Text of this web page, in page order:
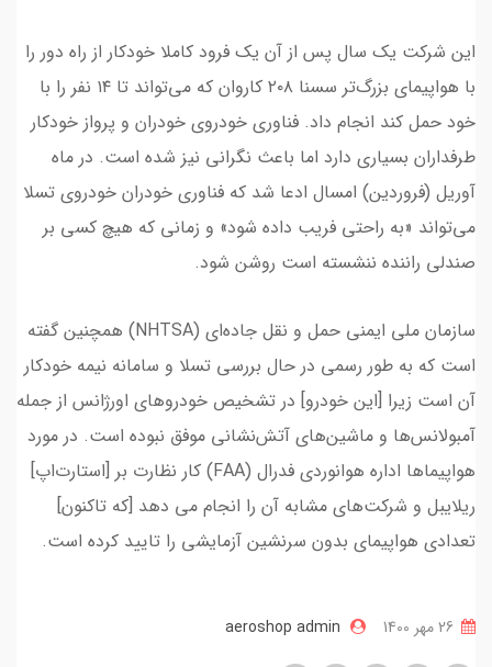
این شرکت یک سال پس از آن یک فرود کاملا خودکار از راه دور را
با هواپیمای بزرگ‌تر سسنا ۲۰۸ کاروان که می‌تواند تا ۱۴ نفر را با
خود حمل کند انجام داد. فناوری خودروی خودران و پرواز خودکار
طرفداران بسیاری دارد اما باعث نگرانی نیز شده است. در ماه
آوریل (فروردین) امسال ادعا شد که فناوری خودران خودروی تسلا
می‌تواند «به راحتی فریب داده شود» و زمانی که هیچ کسی بر
صندلی راننده ننشسته است روشن شود.
سازمان ملی ایمنی حمل و نقل جاده‌ای (NHTSA) همچنین گفته
است که به طور رسمی در حال بررسی تسلا و سامانه نیمه خودکار
آن است زیرا [این خودرو] در تشخیص خودروهای اورژانس از جمله
آمبولانس‌ها و ماشین‌های آتش‌نشانی موفق نبوده است. در مورد
هواپیماها اداره هوانوردی فدرال (FAA) کار نظارت بر [استارت‌اپ]
ریلایبل و شرکت‌های مشابه آن را انجام می دهد [که تا‌کنون]
تعدادی هواپیمای بدون سرنشین آزمایشی را تایید کرده است.
aeroshop admin